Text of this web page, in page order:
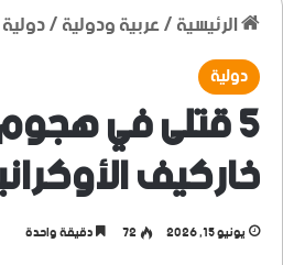
الرئيسية/عربية ودولية/دولية
دولية
5 قتلى في
خاركيف
يونيو 15, 2026 72 دقيقة واحدة